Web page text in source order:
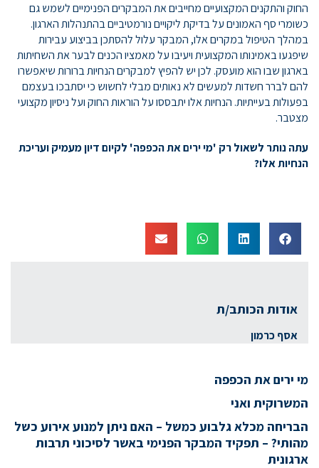
החוק והתקנים המקצועיים מחייבים את המבקרים הפנימיים לשמש גם
כשומרי סף האמונים על בדיקת ליקויים נורמטיביים בהתנהלות הארגון.
במהלך הטיפול במקרים אלו, המבקר עלול להסתכן בביצוע עבירות
שיפגעו באמינותו המקצועית ויעיבו על מאמציו הכנים לבער את השחיתות
בארגון שבו הוא מועסק. לכן יש להפיץ למבקרים הנחיות ברורות שיאפשרו
להם לברר חשדות למעשים לא נאותים מבלי לחשוש כי יסתבכו בעצמם
בפעולות בעייתיות. הנחיות אלו יתבססו על הוראות החוק ועל ניסיון מקצועי
מצטבר.
עתה נותר לשאול רק 'מי ירים את הכפפה' לקיום דיון מעמיק ועריכת
הנחיות אלו?
אודות הכותב/ת
אסף כרמון
מי ירים את הכפפה
המשרוקית ואני
הבריחה מכלא גלבוע כמשל – האם ניתן למנוע אירוע כשל
מהותי? – תפקיד המבקר הפנימי באשר לסיכוני תרבות
ארגונית